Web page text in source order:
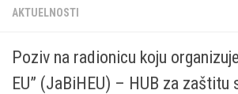
AKTUELNOSTI
Poziv na radionicu koju
EU” (JaBiHEU) – HUB za zaštitu